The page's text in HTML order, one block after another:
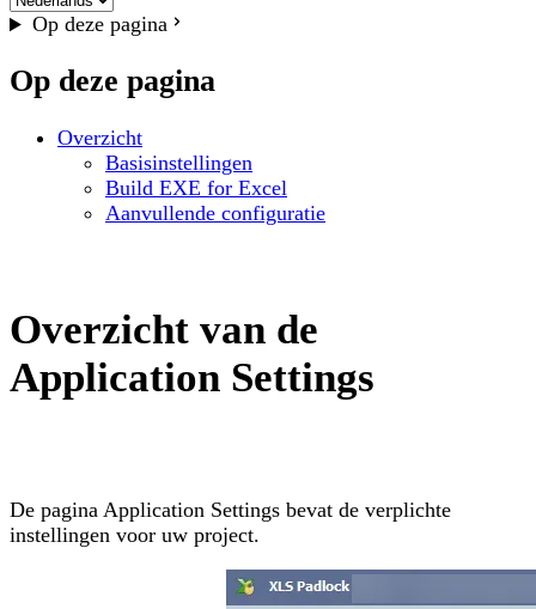
Op deze pagina
Op deze pagina
Overzicht
Basisinstellingen
Build EXE for Excel
Aanvullende configuratie
Overzicht van de
Application Settings
De pagina Application Settings bevat de verplichte
instellingen voor uw project.